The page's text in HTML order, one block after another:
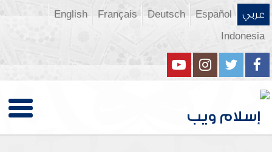
عربي Español
Deutsch
Français
English
Indonesia